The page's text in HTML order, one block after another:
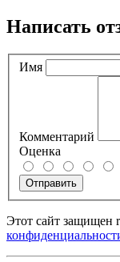
Написать
Имя
Комментарий
Оценка
Отправить
Этот сайт защищен